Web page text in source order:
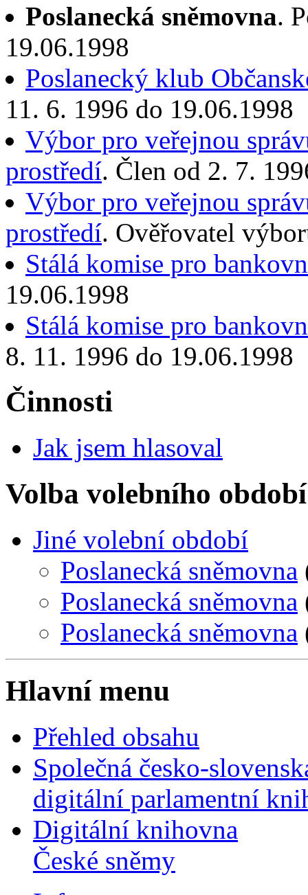
Poslanecká sněmovna.
19.06.1998
Poslanecký klub
11. 6. 1996 do 19.06.1998
Výbor pro veřejnou
prostředí. Člen od 2. 7.
Výbor pro veřejnou
prostředí. Ověřovatel
Stálá komise pro
19.06.1998
Stálá komise pro
8. 11. 1996 do 19.06.1998
Činnosti
Jak jsem hlasoval
Volba volebního období
Jiné volební období
Poslanecká sněmovna
Poslanecká sněmovna
Poslanecká sněmovna
Hlavní menu
Přehled obsahu
Společná česko-
digitální parlamentní
Digitální knihovna
České sněmy